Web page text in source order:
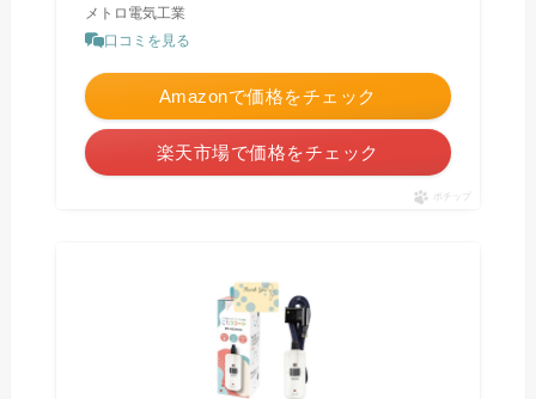
メトロ電気工業
口コミを見る
Amazonで価格をチェック
楽天市場で価格をチェック
ポチップ